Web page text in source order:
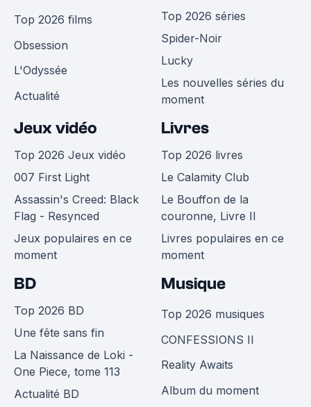
Top 2026 films
Obsession
L'Odyssée
Actualité
Top 2026 séries
Spider-Noir
Lucky
Les nouvelles séries du
moment
Jeux vidéo
Top 2026 Jeux vidéo
007 First Light
Assassin's Creed: Black
Flag - Resynced
Jeux populaires en ce
moment
Livres
Top 2026 livres
Le Calamity Club
Le Bouffon de la
couronne, Livre II
Livres populaires en ce
moment
BD
Top 2026 BD
Une fête sans fin
La Naissance de Loki -
One Piece, tome 113
Actualité BD
Musique
Top 2026 musiques
CONFESSIONS II
Reality Awaits
Album du moment